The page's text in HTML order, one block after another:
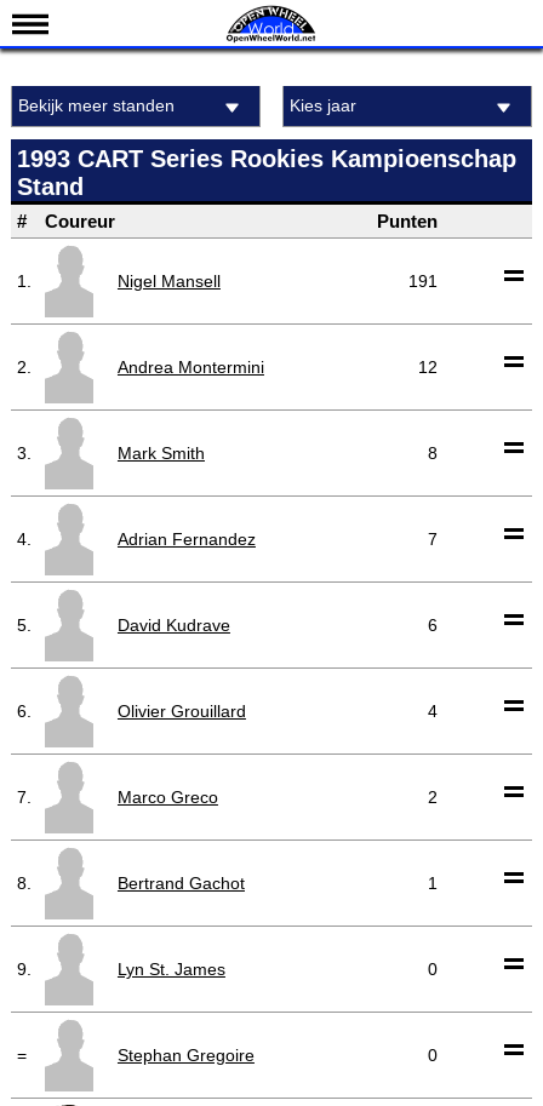
Kalender
Uitslagen
Standen
Coureurs
Teams
Indy 500
Bekijk meer standen Kies jaar
1993 CART Series Rookies Kampioenschap
Stand
# Coureur Punten
1. Nigel Mansell 191
2. Andrea Montermini 12
3. Mark Smith 8
4. Adrian Fernandez 7
5. David Kudrave 6
6. Olivier Grouillard 4
7. Marco Greco 2
8. Bertrand Gachot 1
9. Lyn St. James 0
= Stephan Gregoire 0